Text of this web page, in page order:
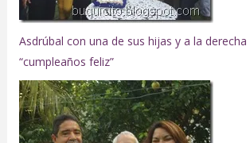
Asdrúbal con una de sus hijas y a la
“cumpleaños feliz”